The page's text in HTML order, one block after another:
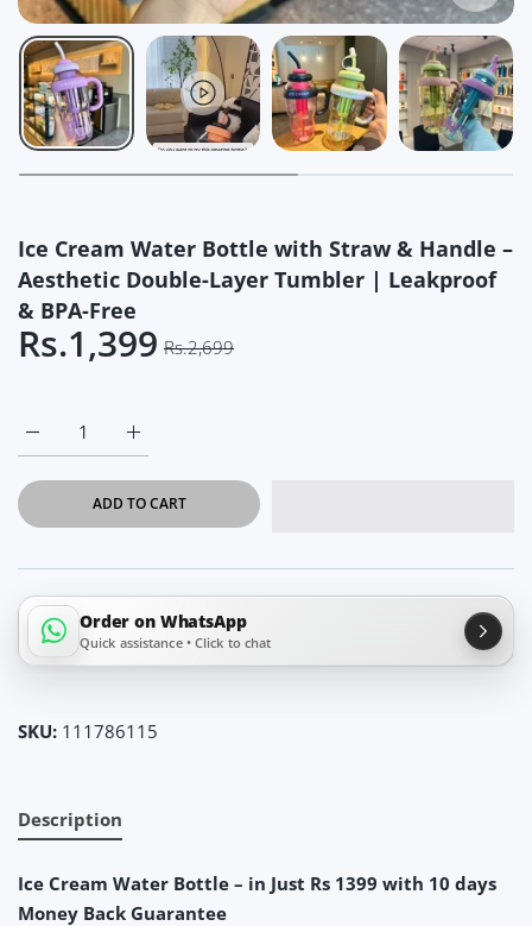
Ice Cream Water Bottle with Straw & Handle –
Aesthetic Double-Layer Tumbler | Leakproof
& BPA-Free
Rs.1,399 Rs.2,699
Increase quantity for Ice Cream Water Bottle
Increase quantity for Ice Cream Water Bottle with Straw
ADD TO CART
Order on WhatsApp
Quick assistance • Click to chat
SKU: 111786115
Description
Ice Cream Water Bottle – in Just Rs 1399 with 10 days
Money Back Guarantee